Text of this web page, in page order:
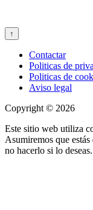
↑
Contactar
Politicas de
Politicas de
Aviso legal
Copyright © 2026
Este sitio web utiliza
Asumiremos que
no hacerlo si lo deseas.